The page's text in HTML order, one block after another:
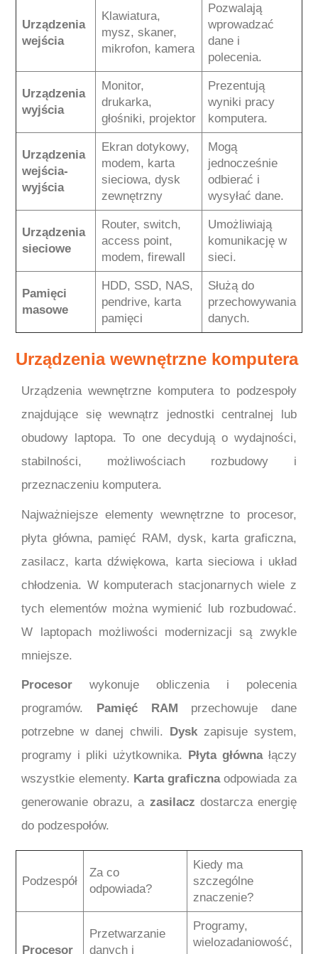
Urządzenia
wejścia
Klawiatura,
mysz, skaner,
mikrofon, kamera
Pozwalają
wprowadzać
dane i
polecenia.
Urządzenia
wyjścia
Monitor,
drukarka,
głośniki, projektor
Prezentują
wyniki pracy
komputera.
Urządzenia
wejścia-
wyjścia
Ekran dotykowy,
modem, karta
sieciowa, dysk
zewnętrzny
Mogą
jednocześnie
odbierać i
wysyłać dane.
Urządzenia
sieciowe
Router, switch,
access point,
modem, firewall
Umożliwiają
komunikację w
sieci.
Pamięci
masowe
HDD, SSD, NAS,
pendrive, karta
pamięci
Służą do
przechowywania
danych.
Urządzenia wewnętrzne komputera
Urządzenia wewnętrzne komputera to podzespoły
znajdujące się wewnątrz jednostki centralnej lub
obudowy laptopa. To one decydują o wydajności,
stabilności, możliwościach rozbudowy i
przeznaczeniu komputera.
Najważniejsze elementy wewnętrzne to procesor,
płyta główna, pamięć RAM, dysk, karta graficzna,
zasilacz, karta dźwiękowa, karta sieciowa i układ
chłodzenia. W komputerach stacjonarnych wiele z
tych elementów można wymienić lub rozbudować.
W laptopach możliwości modernizacji są zwykle
mniejsze.
Procesor wykonuje obliczenia i polecenia
programów. Pamięć RAM przechowuje dane
potrzebne w danej chwili. Dyskzapisuje system,
programy i pliki użytkownika. Płyta głównałączy
wszystkie elementy. Karta graficznaodpowiada za
generowanie obrazu, a zasilacz dostarcza energię
do podzespołów.
Podzespół
Za co
odpowiada?
Kiedy ma
szczególne
znaczenie?
Procesor
Przetwarzanie
danych i
Programy,
wielozadaniowość,